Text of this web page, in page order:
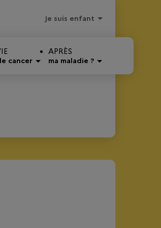
Je suis enfant
cancer
APRÈS
ma maladie ?